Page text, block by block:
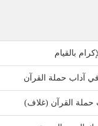
بالقيام
آداب حملة القرآن
حملة القرآن (غلاف)